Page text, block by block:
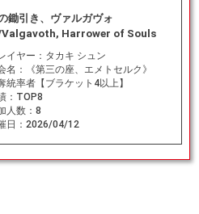
鋤引き、ヴァルガヴォ
Valgavoth, Harrower of Souls
イヤー： タカキ シュン
名：
《第三の座、エメトセルク》
統率者【ブラケット4以上】
： TOP8
人数： 8
日： 2026/04/12